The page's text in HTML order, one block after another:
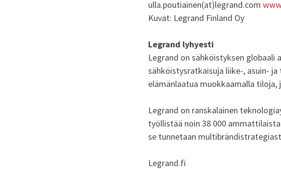
ulla.poutiainen(at)legrand.com
Kuvat: Legrand Finland Oy
Legrand lyhyesti
Legrand on sähköistyksen
sähköistysratkaisuja liike-, asuin-
elämänlaatua muokkaamalla
Legrand on ranskalainen
työllistää noin 38 000
se tunnetaan
Legrand.fi